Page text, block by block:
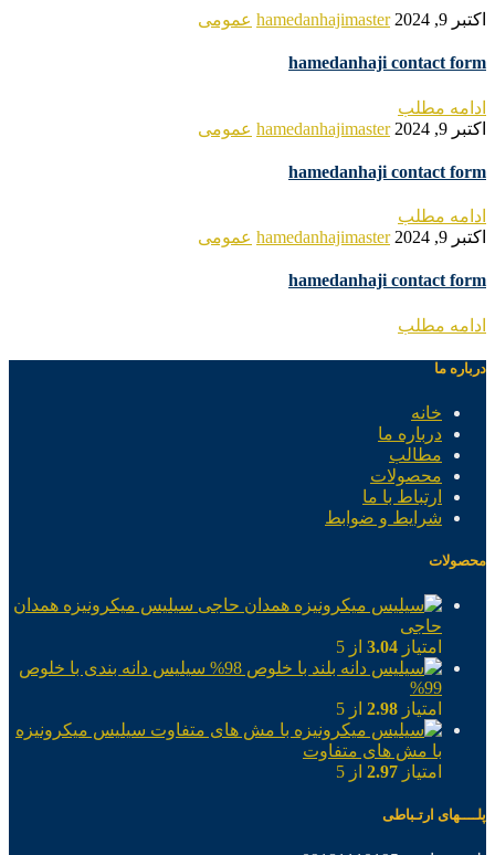
اکتبر 9, 2024 hamedanhajimaster عمومی
hamedanhaji contact form
ادامه مطلب
اکتبر 9, 2024
hamedanhajimaster عمومی
hamedanhaji contact form
ادامه مطلب
اکتبر 9, 2024
hamedanhajimaster عمومی
hamedanhaji contact form
ادامه مطلب
درباره ما
خانه
درباره ما
مطالب
محصولات
ارتباط با ما
شرایط و ضوابط
محصولات
سیلیس میکرونیزه همدان
حاجی
امتیاز 3.04 از 5
سیلیس دانه بندی با خلوص
99%
امتیاز 2.98 از 5
سیلیس میکرونیزه
با مش های متفاوت
امتیاز 2.97 از 5
پلــــهای ارتـباطی